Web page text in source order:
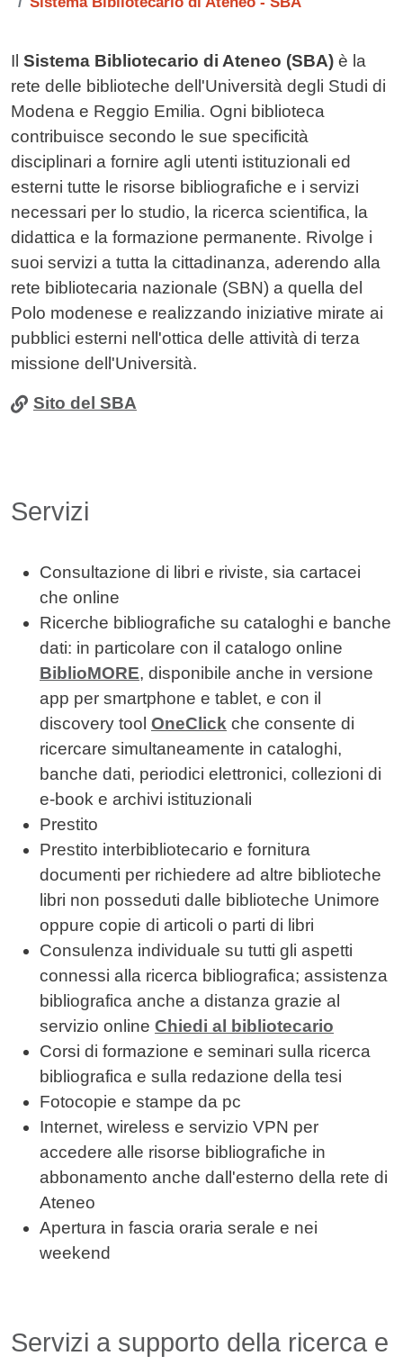
Contenuto
Il Sistema Bibliotecario di Ateneo (SBA) è la
rete delle biblioteche dell'Università degli Studi di
Modena e Reggio Emilia. Ogni biblioteca
contribuisce secondo le sue specificità
disciplinari a fornire agli utenti istituzionali ed
esterni tutte le risorse bibliografiche e i servizi
necessari per lo studio, la ricerca scientifica, la
didattica e la formazione permanente. Rivolge i
suoi servizi a tutta la cittadinanza, aderendo alla
rete bibliotecaria nazionale (SBN) a quella del
Polo modenese e realizzando iniziative mirate ai
pubblici esterni nell'ottica delle attività di terza
missione dell'Università.
Sito del SBA
Servizi
Consultazione di libri e riviste, sia cartacei
che online
Ricerche bibliografiche su cataloghi e banche
dati: in particolare con il catalogo online
BiblioMORE, disponibile anche in versione
app per smartphone e tablet, e con il
discovery tool OneClick che consente di
ricercare simultaneamente in cataloghi,
banche dati, periodici elettronici, collezioni di
e-book e archivi istituzionali
Prestito
Prestito interbibliotecario e fornitura
documenti per richiedere ad altre biblioteche
libri non posseduti dalle biblioteche Unimore
oppure copie di articoli o parti di libri
Consulenza individuale su tutti gli aspetti
connessi alla ricerca bibliografica; assistenza
bibliografica anche a distanza grazie al
servizio online Chiedi al bibliotecario
Corsi di formazione e seminari sulla ricerca
bibliografica e sulla redazione della tesi
Fotocopie e stampe da pc
Internet, wireless e servizio VPN per
accedere alle risorse bibliografiche in
abbonamento anche dall'esterno della rete di
Ateneo
Apertura in fascia oraria serale e nei
weekend
Servizi a supporto della ricerca e